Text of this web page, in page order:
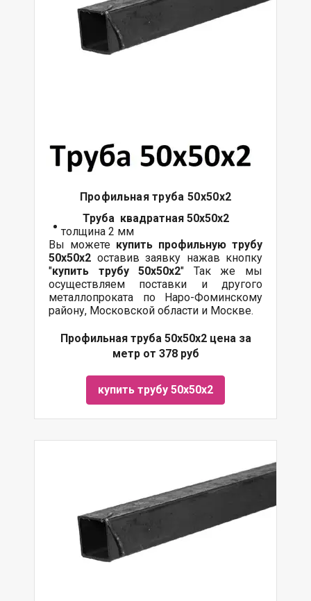
Профильная труба 50х50х2
Труба квадратная 50х50х2
толщина 2 мм
Вы можете купить профильную трубу
50х50х2 оставив заявку нажав кнопку
"купить трубу50х50х2" Так же мы
осуществляем поставки и другого
металлопроката по Наро-Фоминскому
району, Московской области и Москве.
Профильная труба 50х50х2 цена за
метр от 378 руб
купить трубу 50х50х2